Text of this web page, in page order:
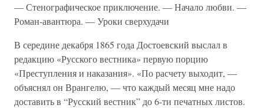
— Стенографическое приключение. — Начало любви. —
Роман-авантюра. — Уроки сверхудачи
В середине декабря 1865 года Достоевский выслал в
редакцию «Русского вестника» первую порцию
«Преступления и наказания». «По расчету выходит, —
объяснял он Врангелю, — что каждый месяц мне надо
доставить в “Русский вестник” до 6-ти печатных листов.